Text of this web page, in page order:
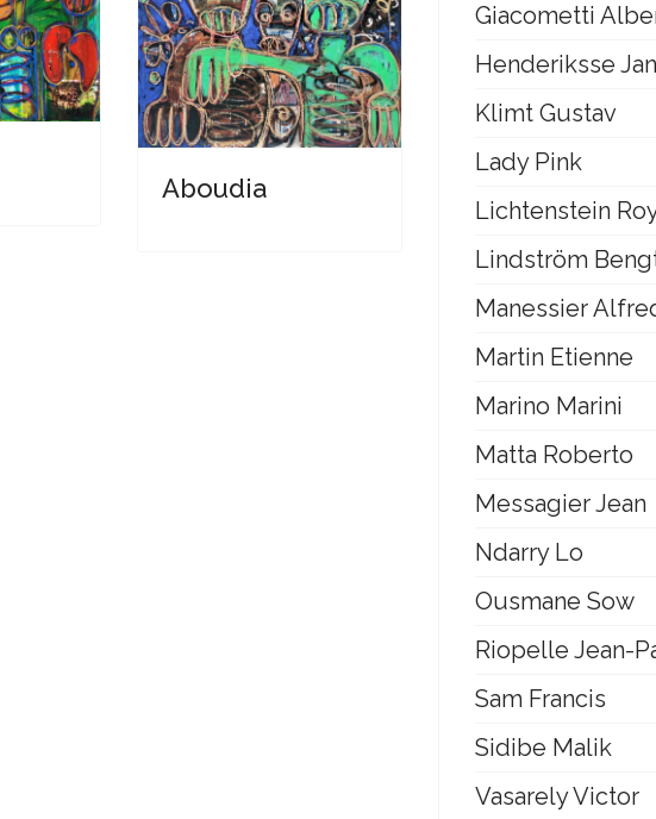
Aboudia
Giacometti
Henderiksse Jan
Klimt Gustav
Lady Pink
Lichtenstein
Lindström
Manessier
Martin Etienne
Marino Marini
Matta Roberto
Messagier Jean
Ndarry Lo
Ousmane Sow
Riopelle Jean-
Sam Francis
Sidibe Malik
Vasarely Victor